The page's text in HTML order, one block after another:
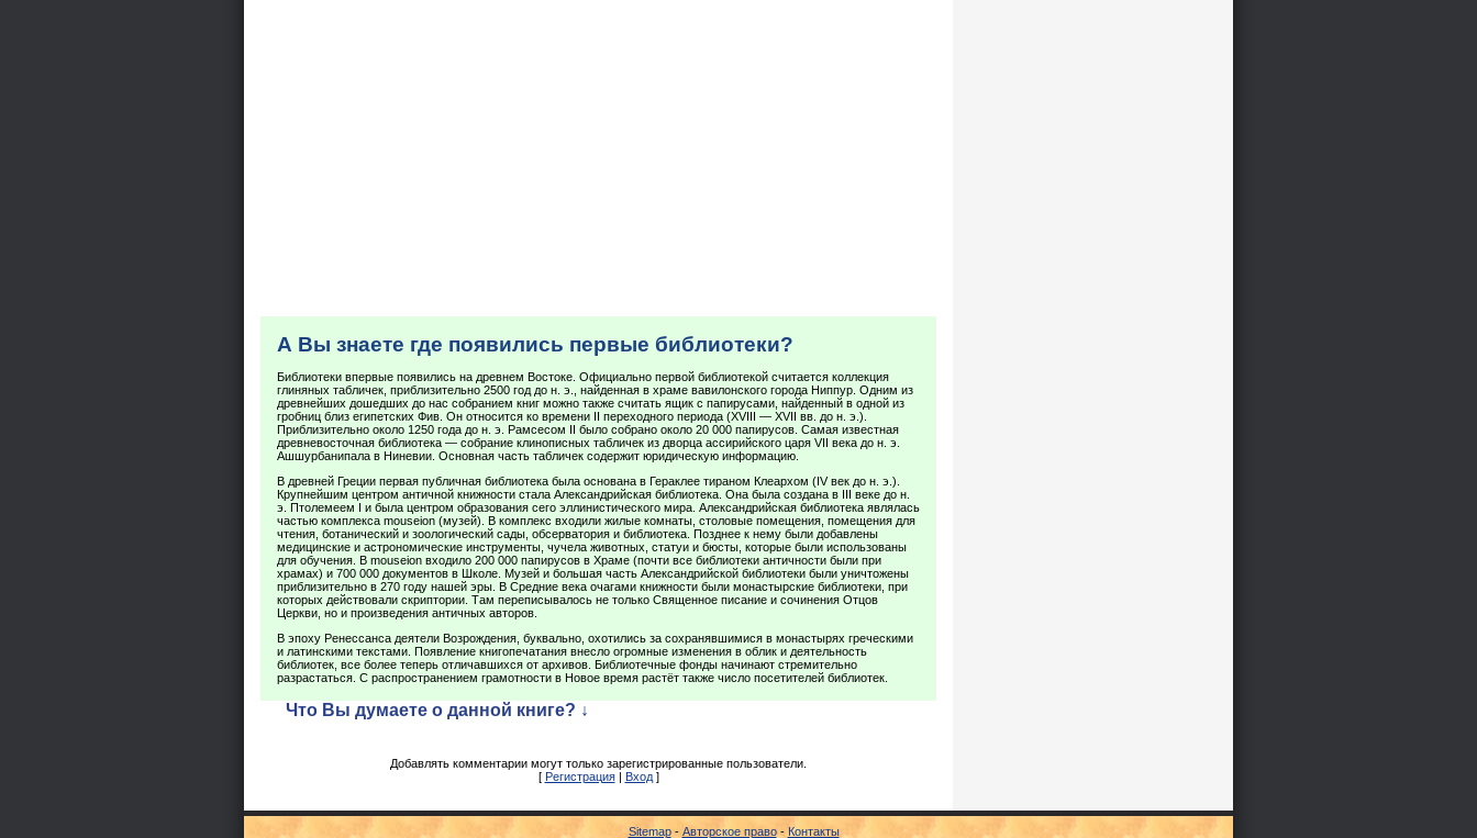
А Вы знаете где появились первые библиотеки?
Библиотеки впервые появились на древнем Востоке. Официально первой библиотекой считается коллекция
глиняных табличек, приблизительно 2500 год до н. э., найденная в храме вавилонского города Ниппур. Одним из
древнейших дошедших до нас собранием книг можно также считать ящик с папирусами, найденный в одной из
гробниц близ египетских Фив. Он относится ко времени II переходного периода (XVIII — XVII вв. до н. э.).
Приблизительно около 1250 года до н. э. Рамсесом II было собрано около 20 000 папирусов. Самая известная
древневосточная библиотека — собрание клинописных табличек из дворца ассирийского царя VII века до н. э.
Ашшурбанипала в Ниневии. Основная часть табличек содержит юридическую информацию.
В древней Греции первая публичная библиотека была основана в Гераклее тираном Клеархом (IV век до н. э.).
Крупнейшим центром античной книжности стала Александрийская библиотека. Она была создана в III веке до н.
э. Птолемеем I и была центром образования сего эллинистического мира. Александрийская библиотека являлась
частью комплекса mouseion (музей). В комплекс входили жилые комнаты, столовые помещения, помещения для
чтения, ботанический и зоологический сады, обсерватория и библиотека. Позднее к нему были добавлены
медицинские и астрономические инструменты, чучела животных, статуи и бюсты, которые были использованы
для обучения. В mouseion входило 200 000 папирусов в Храме (почти все библиотеки античности были при
храмах) и 700 000 документов в Школе. Музей и большая часть Александрийской библиотеки были уничтожены
приблизительно в 270 году нашей эры. В Средние века очагами книжности были монастырские библиотеки, при
которых действовали скриптории. Там переписывалось не только Священное писание и сочинения Отцов
Церкви, но и произведения античных авторов.
В эпоху Ренессанса деятели Возрождения, буквально, охотились за сохранявшимися в монастырях греческими
и латинскими текстами. Появление книгопечатания внесло огромные изменения в облик и деятельность
библиотек, все более теперь отличавшихся от архивов. Библиотечные фонды начинают стремительно
разрастаться. С распространением грамотности в Новое время растёт также число посетителей библиотек.
Что Вы думаете о данной книге? ↓
Добавлять комментарии могут только зарегистрированные пользователи.
[ Регистрация| Вход]
Sitemap- Авторское право- Контакты